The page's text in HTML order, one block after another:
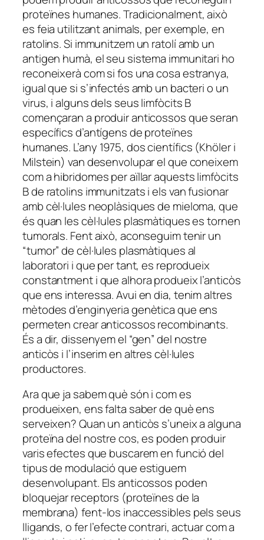
proteïnes humanes. Tradicionalment, això
es feia utilitzant animals, per exemple, en
ratolins. Si immunitzem un ratolí amb un
antigen humà, el seu sistema immunitari ho
reconeixerà com si fos una cosa estranya,
igual que si s’infectés amb un bacteri o un
virus, i alguns dels seus limfòcits B
començaran a produir anticossos que seran
específics d’antígens de proteïnes
humanes. L’any 1975, dos científics (Khöler i
Milstein) van desenvolupar el que coneixem
com a hibridomes per aïllar aquests limfòcits
B de ratolins immunitzats i els van fusionar
amb cèl·lules neoplàsiques de mieloma, que
és quan les cèl·lules plasmàtiques es tornen
tumorals. Fent això, aconseguim tenir un
“tumor” de cèl·lules plasmàtiques al
laboratori i que per tant, es reprodueix
constantment i que alhora produeix l’anticòs
que ens interessa. Avui en dia, tenim altres
mètodes d’enginyeria genètica que ens
permeten crear anticossos recombinants.
És a dir, dissenyem el “gen” del nostre
anticòs i l’inserim en altres cèl·lules
productores.
Ara que ja sabem què són i com es
produeixen, ens falta saber de què ens
serveixen? Quan un anticòs s’uneix a alguna
proteïna del nostre cos, es poden produir
varis efectes que buscarem en funció del
tipus de modulació que estiguem
desenvolupant. Els anticossos poden
bloquejar receptors (proteïnes de la
membrana) fent-los inaccessibles pels seus
lligands, o fer l’efecte contrari, actuar com a